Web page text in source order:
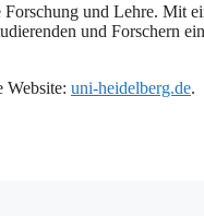
Forschung und Lehre. Mit
und Forschern
Website: uni-heidelberg.de.